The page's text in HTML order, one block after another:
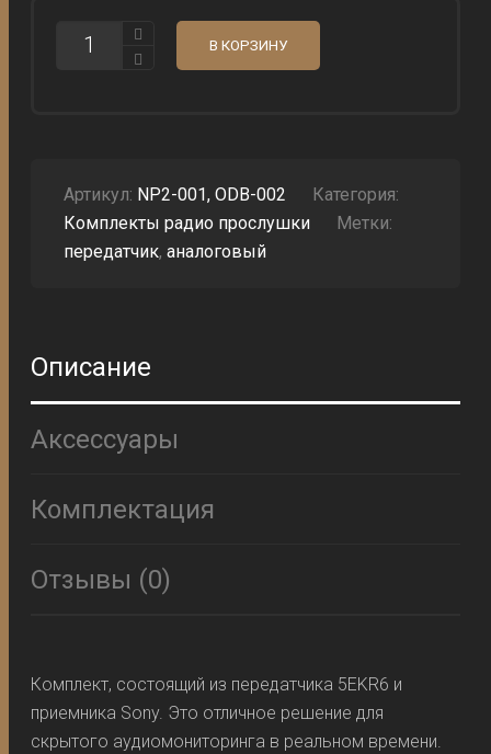
КОЛИЧЕСТВО
ПЕРЕДАТЧИК
В КОРЗИНУ
Артикул: NP2-001, ODB-002
Категория:
Комплекты радио прослушки
Метки:
передатчик,аналоговый
Описание
Аксессуары
Комплектация
Отзывы (0)
Комплект, состоящий из передатчика 5EKR6 и
приемника Sony. Это отличное решение для
скрытого аудиомониторинга в реальном времени.